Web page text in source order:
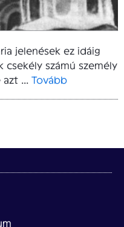
jelenések ez idáig
csekély számú személy
... Tovább